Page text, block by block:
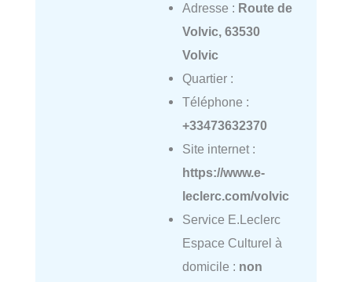
Adresse : Route de
Volvic, 63530
Volvic
Quartier :
Téléphone :
+33473632370
Site internet :
https://www.e-
leclerc.com/volvic
Service E.Leclerc
Espace Culturel à
domicile : non